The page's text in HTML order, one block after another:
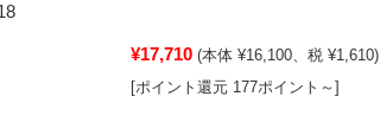
¥17,710 (本体 ¥16,100、税 ¥1,610)
[ポイント還元 177ポイント～]